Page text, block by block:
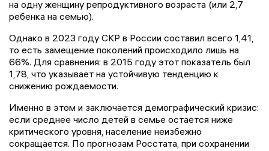
на одну женщину репродуктивного возраста (или 2,7
ребенка на семью).
Однако в 2023 году СКР в России составил всего 1,41,
то есть замещение поколений происходило лишь на
66%. Для сравнения: в 2015 году этот показатель был
1,78, что указывает на устойчивую тенденцию к
снижению рождаемости.
Именно в этом и заключается демографический кризис:
если среднее число детей в семье остается ниже
критического уровня, население неизбежно
сокращается. По прогнозам Росстата, при сохранении